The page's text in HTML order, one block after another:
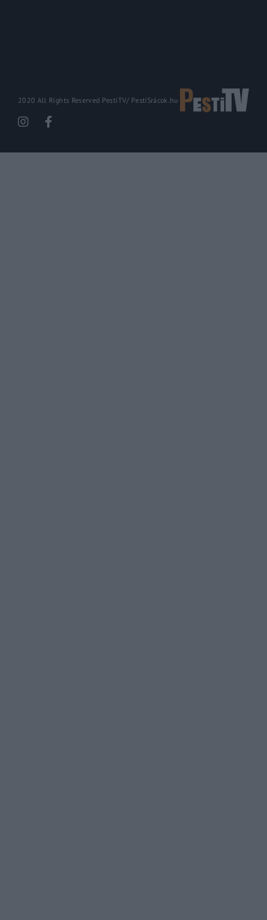
2020 All Rights Reserved PestiTV/ PestiSrácok.hu